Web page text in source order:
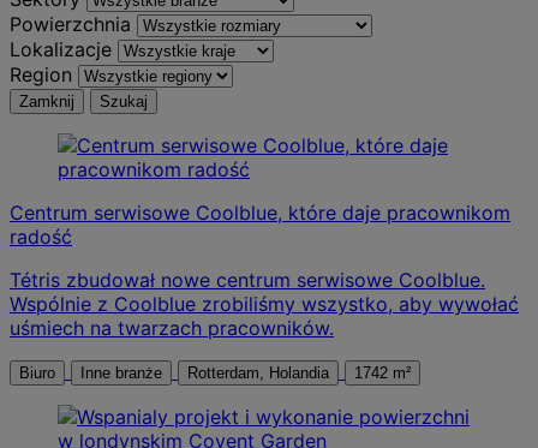
Powierzchnia
Lokalizacje
Region
Zamknij Szukaj
Centrum serwisowe Coolblue, które daje pracownikom
radość
Tétris zbudował nowe centrum serwisowe Coolblue.
Wspólnie z Coolblue zrobiliśmy wszystko, aby wywołać
uśmiech na twarzach pracowników.
Biuro Inne branże Rotterdam, Holandia 1742 m²